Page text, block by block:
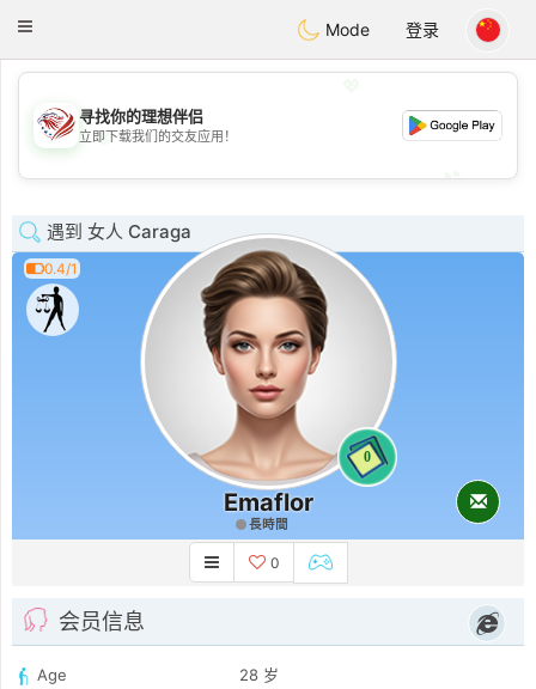
Dating
Toggle
Mode 登录
💖
寻找你的理想伴侣
立即下载我们的交友应用！
遇到 女人 Caraga
0.4/1
0
Emaflor
長時間
0
会员信息
Age
28 岁